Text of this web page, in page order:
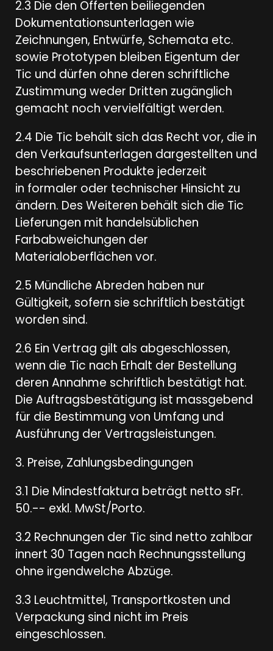
2.3 Die den Offerten beiliegenden
Dokumentationsunterlagen wie
Zeichnungen, Entwürfe, Schemata etc.
sowie Prototypen bleiben Eigentum der
Tic und dürfen ohne deren schriftliche
Zustimmung weder Dritten zugänglich
gemacht noch vervielfältigt werden.
2.4 Die Tic behält sich das Recht vor, die in
den Verkaufsunterlagen dargestellten und
beschriebenen Produkte jederzeit
in formaler oder technischer Hinsicht zu
ändern. Des Weiteren behält sich die Tic
Lieferungen mit handelsüblichen
Farbabweichungen der
Materialoberflächen vor.
2.5 Mündliche Abreden haben nur
Gültigkeit, sofern sie schriftlich bestätigt
worden sind.
2.6 Ein Vertrag gilt als abgeschlossen,
wenn die Tic nach Erhalt der Bestellung
deren Annahme schriftlich bestätigt hat.
Die Auftragsbestätigung ist massgebend
für die Bestimmung von Umfang und
Ausführung der Vertragsleistungen.
3. Preise, Zahlungsbedingungen
3.1 Die Mindestfaktura beträgt netto sFr.
50.-- exkl. MwSt/Porto.
3.2 Rechnungen der Tic sind netto zahlbar
innert 30 Tagen nach Rechnungsstellung
ohne irgendwelche Abzüge.
3.3 Leuchtmittel, Transportkosten und
Verpackung sind nicht im Preis
eingeschlossen.